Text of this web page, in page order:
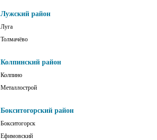
Лужский район
Луга
Толмачёво
Колпинский район
Колпино
Металлострой
Бокситогорский район
Бокситогорск
Ефимовский